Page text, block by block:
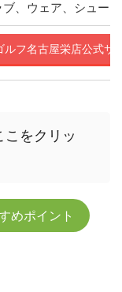
ブ、ウェア、シュー
ルフ名古屋栄店公式サ
をクリッ
めポイント